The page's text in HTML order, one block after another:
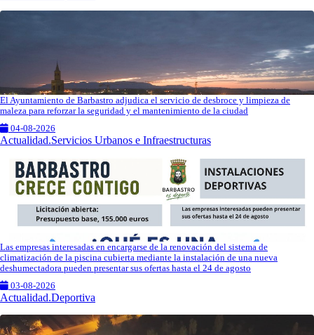
El Ayuntamiento de Barbastro adjudica el servicio de desbroce y limpieza de
maleza para reforzar la seguridad y el mantenimiento de la ciudad
04-08-2026
Actualidad.Servicios Urbanos e Infraestructuras
Las empresas interesadas en encargarse de la renovación del sistema de
climatización de la piscina cubierta mediante la instalación de una nueva
deshumectadora pueden presentar sus ofertas hasta el 24 de agosto
03-08-2026
Actualidad.Deportiva